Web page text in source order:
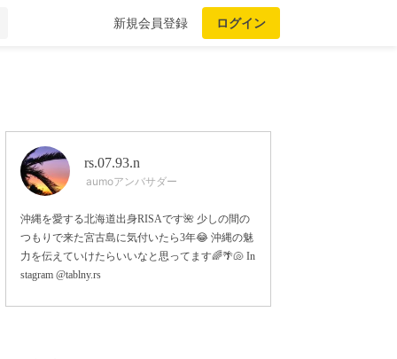
新規会員登録 ログイン
rs.07.93.n
aumoアンバサダー
沖縄を愛する北海道出身RISAです🌺 少しの間の
つもりで来た宮古島に気付いたら3年😂 沖縄の魅
力を伝えていけたらいいなと思ってます🌈🌴🐚 In
stagram @tablny.rs